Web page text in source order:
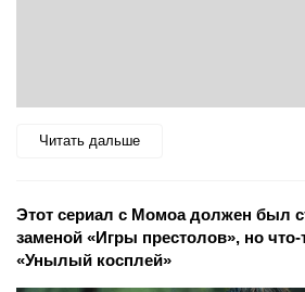
Читать дальше
Этот сериал с Момоа должен был
заменой «Игры престолов», но
«Унылый косплей»